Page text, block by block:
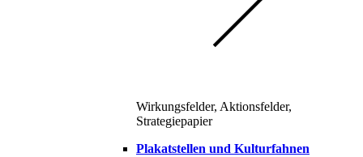
Wirkungsfelder, Aktionsfelder,
Strategiepapier
Plakatstellen und Kulturfahnen